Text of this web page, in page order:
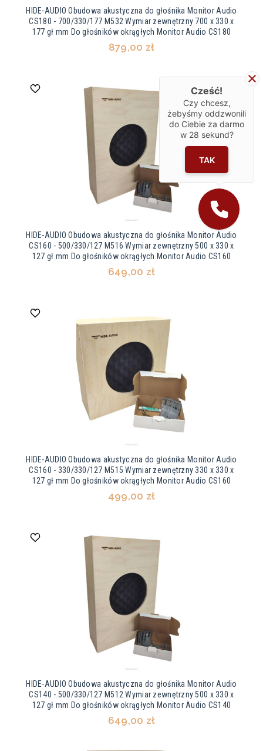
HIDE-AUDIO Obudowa akustyczna do głośnika Monitor Audio
CS180 - 700/330/177 M532 Wymiar zewnętrzny 700 x 330 x
177 gł mm Do głośników okrągłych Monitor Audio CS180
879,00 zł
HIDE-AUDIO Obudowa akustyczna do głośnika Monitor Audio
CS160 - 500/330/127 M516 Wymiar zewnętrzny 500 x 330 x
127 gł mm Do głośników okrągłych Monitor Audio CS160
649,00 zł
HIDE-AUDIO Obudowa akustyczna do głośnika Monitor Audio
CS160 - 330/330/127 M515 Wymiar zewnętrzny 330 x 330 x
127 gł mm Do głośników okrągłych Monitor Audio CS160
499,00 zł
HIDE-AUDIO Obudowa akustyczna do głośnika Monitor Audio
CS140 - 500/330/127 M512 Wymiar zewnętrzny 500 x 330 x
127 gł mm Do głośników okrągłych Monitor Audio CS140
649,00 zł
Cześć!
Czy chcesz,
żebyśmy oddzwonili
do Ciebie za darmo
w 28 sekund?
TAK